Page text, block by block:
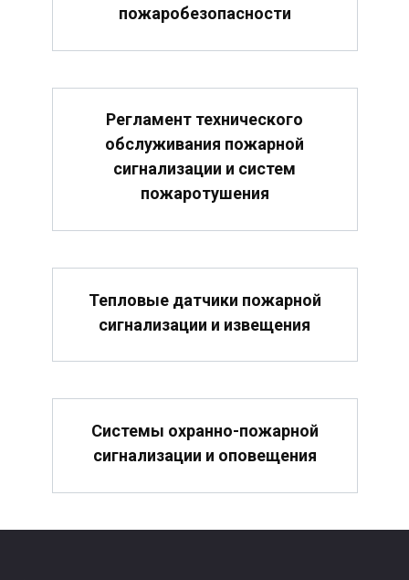
пожаробезопасности
Регламент технического
обслуживания пожарной
сигнализации и систем
пожаротушения
Тепловые датчики пожарной
сигнализации и извещения
Системы охранно-пожарной
сигнализации и оповещения